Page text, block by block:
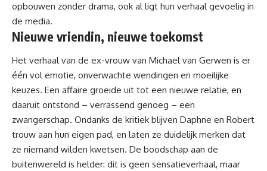
opbouwen zonder drama, ook al ligt hun verhaal gevoelig in
de media.
Nieuwe vriendin, nieuwe toekomst
Het verhaal van de ex-vrouw van Michael van Gerwen is er
één vol emotie, onverwachte wendingen en moeilijke
keuzes. Een affaire groeide uit tot een nieuwe relatie, en
daaruit ontstond – verrassend genoeg – een
zwangerschap. Ondanks de kritiek blijven Daphne en Robert
trouw aan hun eigen pad, en laten ze duidelijk merken dat
ze niemand wilden kwetsen. De boodschap aan de
buitenwereld is helder: dit is geen sensatieverhaal, maar